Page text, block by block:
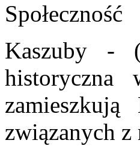
Społeczność
Kaszuby -
historyczna
związanych z